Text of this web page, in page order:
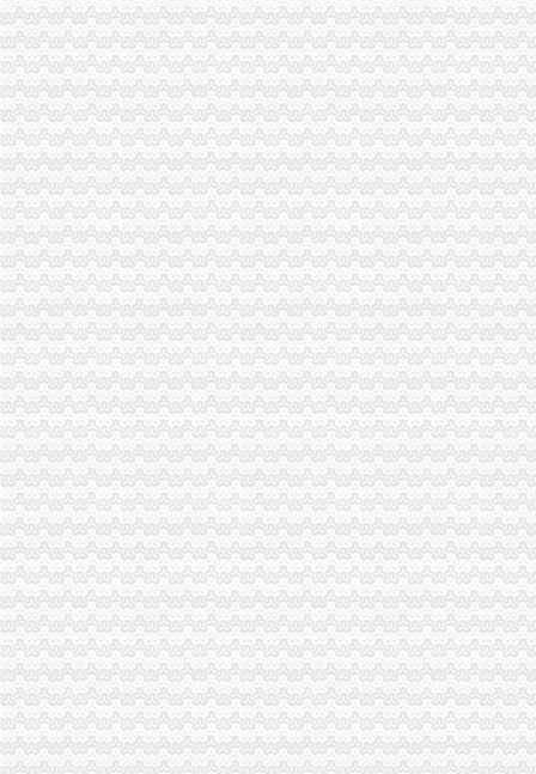
重庆税务登记证挂失电话-沙坪坝沙坪坝广告媒-重庆58同城
【税收管理】重庆市地方税务局关于印发《“三证合一、一照一码”
重庆地税的微博
重庆税务策划招聘_重庆税务策划招聘信息_智联重庆招聘网_找工作求
重庆沙坪坝门户网
重庆国税网上申报系统：
重庆营业执照代办【工商代办免费咨询】重庆益尚利财务管理有限公司
重庆财税公司-重庆亿源公司_重庆亿源_重庆市亿源财税咨询公司_重庆
代理记账|税务代理与咨询-重庆君立企业管理咨询有限公司
重庆高档住宅土地增值税预征率上调至2%_网易北京房产频道
重庆代理各项纳税申报-商务服务-久久信息网
【代理记帐、办理工商税务相关事宜等】厂家,价格,图片_重庆正青
重庆代理记账如何办理税务登记变更_搜狐其它_搜狐网
国务制办公室地方规章重庆市税收征管保障办
重庆财务会计-税务招聘-新百胜餐饮（武汉）有限公司招聘信息_重庆
以增经济发展动力为遵循重庆市国税局扎实推进税收改革-新华网
重庆高档住宅土地增值税预征率上调至2%_国内新闻_烟台房产网_买
重庆市税收征管保障办-重庆农业农村信息网
重庆市旭鑫工商税务咨询有限公司-百姓网
重庆亿源财税
“营改增”政策深度解析与操作实务专题李老师,04月16日重庆税
立信税务师事务所有限公司重庆分公司
重庆发票新规定,税务金四期上线！-企业税收优惠政策-重庆市黔江